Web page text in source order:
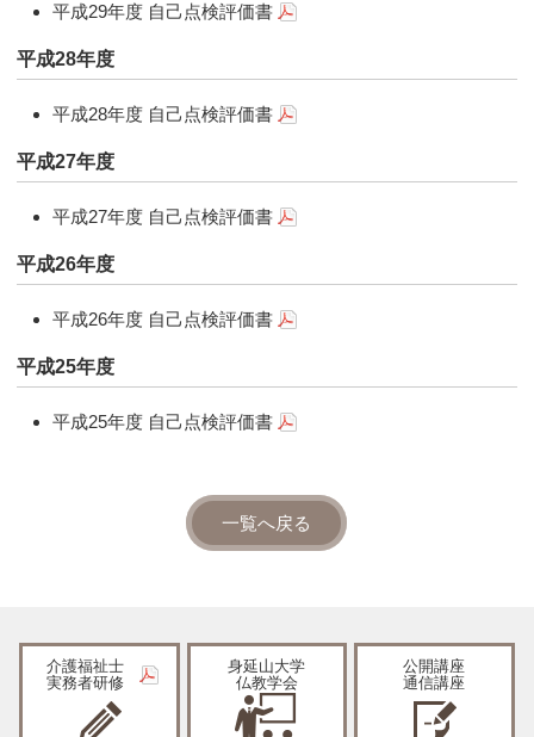
平成29年度 自己点検評価書
平成28年度
平成28年度 自己点検評価書
平成27年度
平成27年度 自己点検評価書
平成26年度
平成26年度 自己点検評価書
平成25年度
平成25年度 自己点検評価書
一覧へ戻る
介護福祉士
実務者研修
身延山大学
仏教学会
公開講座
通信講座